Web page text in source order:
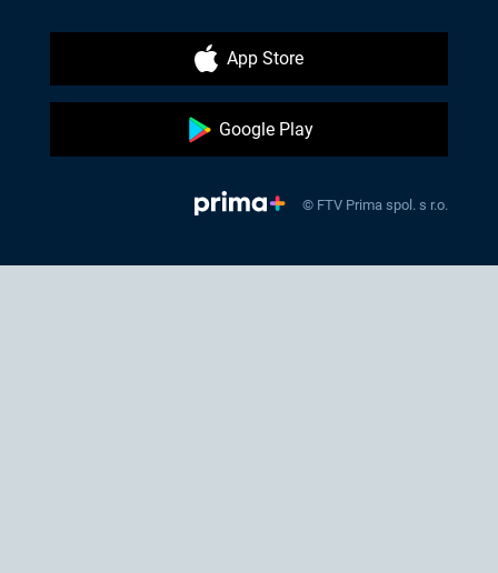
App Store
Google Play
© FTV Prima spol. s r.o.